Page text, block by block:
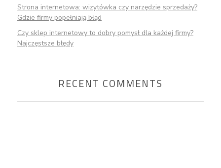
Strona internetowa: wizytówka czy narzędzie sprzedaży?
Gdzie firmy popełniają błąd
Czy sklep internetowy to dobry pomysł dla każdej firmy?
Najczęstsze błędy
RECENT COMMENTS